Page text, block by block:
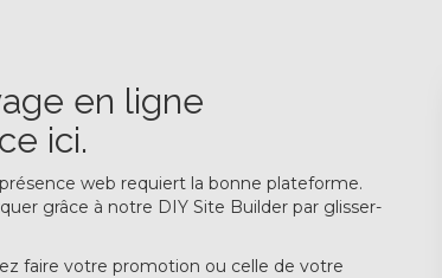
en ligne
ici.
web requiert la bonne plateforme.
grâce à notre DIY Site Builder par glisser-
faire votre promotion ou celle de votre